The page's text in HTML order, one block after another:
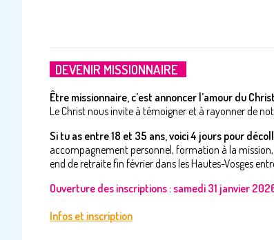
DEVENIR MISSIONNAIRE
Être missionnaire, c’est annoncer l’amour du
Le Christ nous invite à témoigner et à rayonner de
Si tu as entre 18 et 35 ans, voici 4 jours pour
accompagnement personnel, formation à la
end de retraite fin février dans les Hautes-Vosges
Ouverture des inscriptions : samedi 31 janvier
Infos et inscription